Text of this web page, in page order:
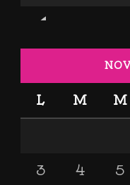
L M M
3 4 5